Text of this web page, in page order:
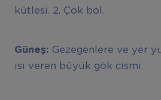
kütlesi. 2. Çok bol.
Güneş: Gezegenlere ve yer
ısı veren büyük gök cismi.